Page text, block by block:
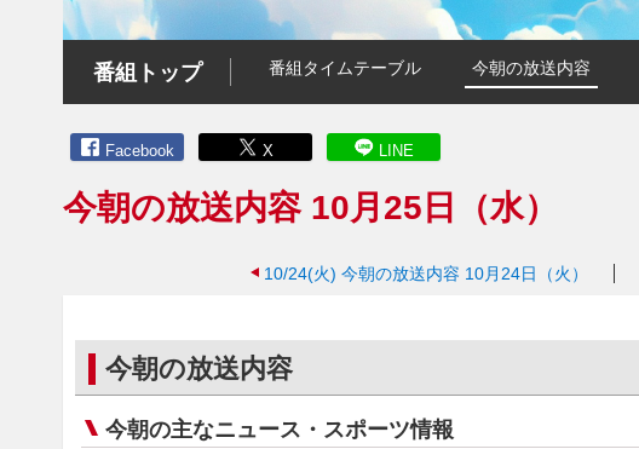
番組トップ 番組タイムテーブル 今朝の放送内容
Facebook X LINE
今朝の放送内容 10月25日（水）
10/24(火) 今朝の放送内容 10月24日（火）
今朝の放送内容
今朝の主なニュース・スポーツ情報